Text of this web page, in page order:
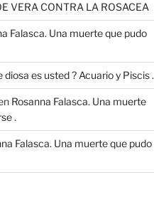
VERA CONTRA LA ROSACEA
Falasca. Una muerte que pudo
diosa es usted ? Acuario y Piscis .
Rosanna Falasca. Una muerte
.
Falasca. Una muerte que pudo